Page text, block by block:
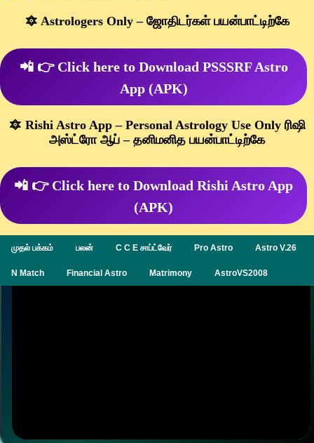
🔯 Astrologers Only – ஜோதிடர்கள் பயன்பாட்டிற்கே
📲 👉 Click here to Download PSSSRF Astro
App (APK)
🔯 Rishi Astro App – Personal Astrology Use Only ரிஷி
அஸ்ட்ரோ ஆப் – தனிமனித பயன்பாட்டிற்கே
📲 👉 Click here to Download Rishi Astro App
(APK)
முதல் பக்கம் பலன் C C E சாப்ட்வேர் Pro Astro Astro V.26
N Match Financial Astro Matrimony AstroVS2008